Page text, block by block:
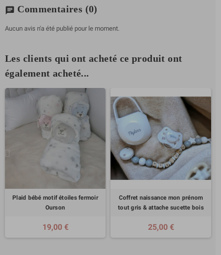
chat Commentaires (0)
Aucun avis n'a été publié pour le moment.
Les clients qui ont acheté ce produit ont
également acheté...
Plaid bébé motif étoiles fermoir
Ourson
19,00 €
Coffret naissance mon prénom
tout gris & attache sucette bois
25,00 €